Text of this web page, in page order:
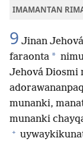
IMAMANTAN
9 Jinan
faraonta *
Jehová Diosmi
munanki,
munanki
+